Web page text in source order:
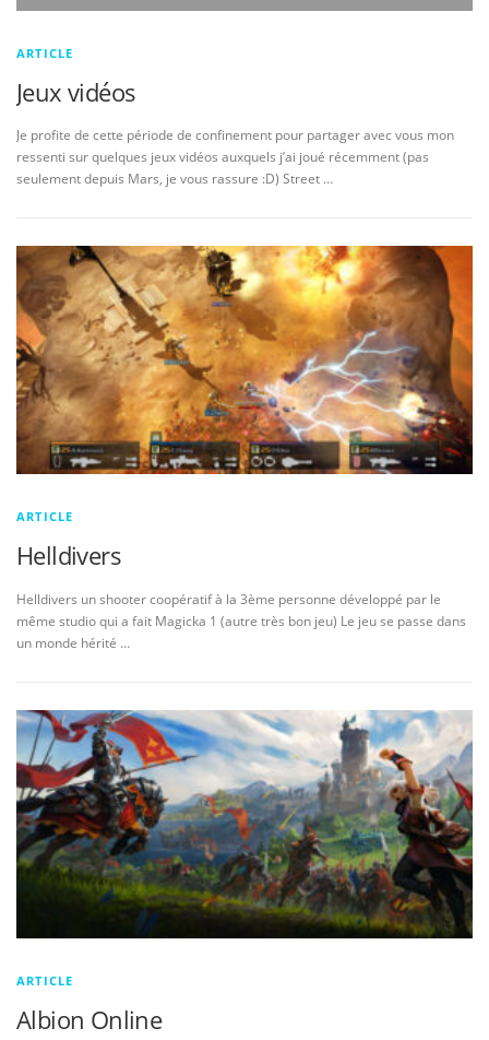
ARTICLE
Jeux vidéos
Je profite de cette période de confinement pour partager avec vous mon
ressenti sur quelques jeux vidéos auxquels j’ai joué récemment (pas
seulement depuis Mars, je vous rassure :D) Street …
ARTICLE
Helldivers
Helldivers un shooter coopératif à la 3ème personne développé par le
même studio qui a fait Magicka 1 (autre très bon jeu) Le jeu se passe dans
un monde hérité …
ARTICLE
Albion Online